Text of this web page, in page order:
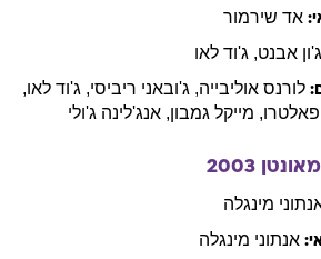
אד שירמור
ג'ון אבנט, ג'וד לאו
לורנס אוליבייה, ג'ובאני ריביסי, ג'וד לאו,
פאלטרו, מייקל גמבון, אנג'לינה ג'ולי
2003
מינגלה
אנתוני מינגלה